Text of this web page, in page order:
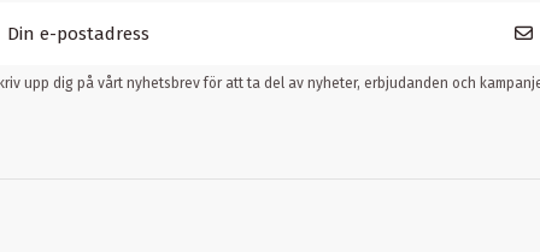
upp dig på vårt nyhetsbrev för att ta del av nyheter, erbjudanden och